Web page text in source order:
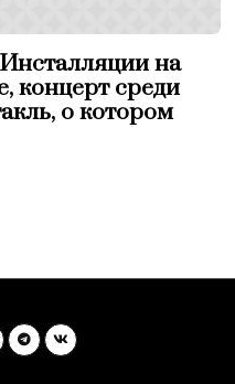
на
концерт среди
о котором